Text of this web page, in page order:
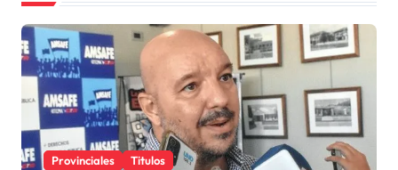
Provinciales Titulos